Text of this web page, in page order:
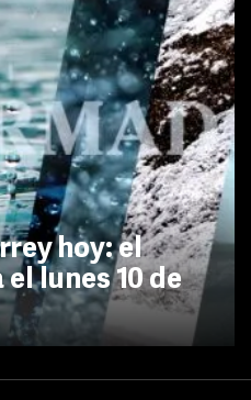
hoy: el
lunes 10 de